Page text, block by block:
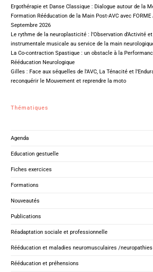
Ergothérapie et Danse Classique : Dialogue autour de la
Formation Rééducation de la Main Post-AVC avec FORME
Septembre 2026
Le rythme de la neuroplasticité : l’Observation d’Activité
instrumentale musicale au service de la main
La Co-contraction Spastique : un obstacle à la
Rééducation Neurologique
Gilles : Face aux séquelles de l’AVC, La Ténacité et
reconquérir le Mouvement et reprendre la moto
Thématiques
Agenda
Education gestuelle
Fiches exercices
Formations
Nouveautés
Publications
Réadaptation sociale et professionnelle
Rééducation et maladies neuromusculaires /
Rééducation et préhensions